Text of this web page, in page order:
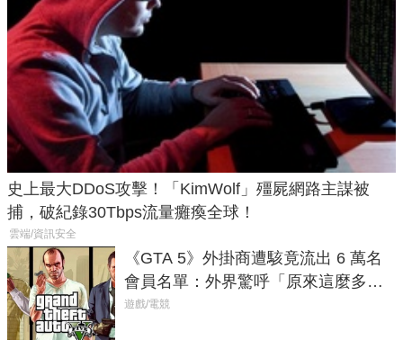
史上最大DDoS攻擊！「KimWolf」殭屍網路主謀被
捕，破紀錄30Tbps流量癱瘓全球！
雲端/資訊安全
《GTA 5》外掛商遭駭竟流出 6 萬名
會員名單：外界驚呼「原來這麼多人
在開掛！」
遊戲/電競